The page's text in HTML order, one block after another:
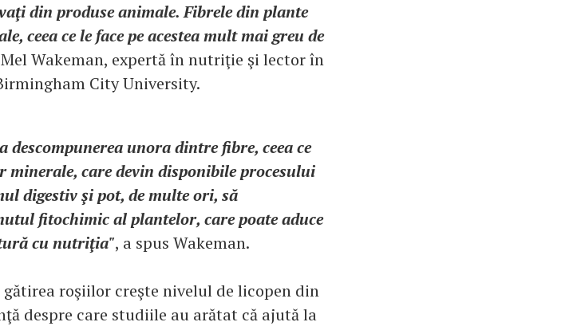
din produse animale. Fibrele din plante
ceea ce le face pe acestea mult mai greu de
Wakeman, expertă în nutriţie şi lector în
City University.
descompunerea unora dintre fibre, ceea ce
minerale, care devin disponibile procesului
digestiv şi pot, de multe ori, să
fitochimic al plantelor, care poate aduce
cu nutriţia", a spus Wakeman.
roşiilor creşte nivelul de licopen din
despre care studiile au arătat că ajută la